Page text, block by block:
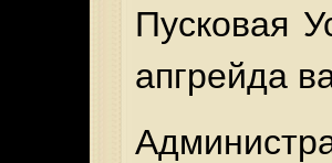
Пусковая
апгрейда